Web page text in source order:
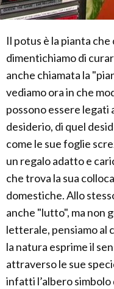
Il potus è la pianta
dimentichiamo di
anche chiamata la
vediamo ora in che
possono essere legati
desiderio, di quel
come le sue foglie
un regalo adatto e
che trova la sua
domestiche. Allo
anche "lutto", ma non
letterale, pensiamo al
la natura esprime il
attraverso le sue
infatti l’albero